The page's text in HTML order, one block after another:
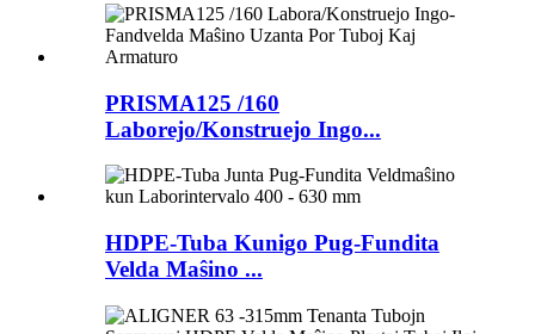
PRISMA125 /160
Laborejo/Konstruejo Ingo...
HDPE-Tuba Kunigo Pug-Fundita
Velda Maŝino ...